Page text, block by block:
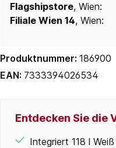
Flagshipstore, Wien:
Filiale Wien 14, Wien:
Produktnummer: 186900
EAN: 7333394026534
Entdecken Sie die
Integriert 118 l Weiß